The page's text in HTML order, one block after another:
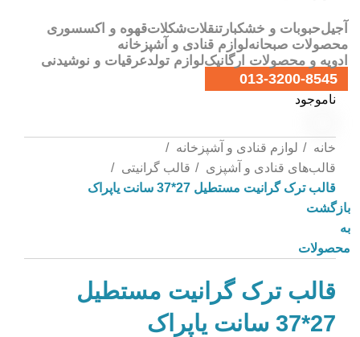
آجیلحبوبات و خشکبار تنقلاتشکلاتقهوه و اکسسوری
محصولات صبحانهلوازم قنادی و آشپزخانه
ادویه و محصولات ارگانیکلوازم تولدعرقیات و نوشیدنی
013-3200-8545
ناموجود
خانه
لوازم قنادی و آشپزخانه
قالب‌های قنادی و آشپزی
قالب گرانیتی
قالب ترک گرانیت مستطیل 27*37 سانت یاپراک
بازگشت
به
محصولات
قالب ترک گرانیت مستطیل
27*37 سانت یاپراک